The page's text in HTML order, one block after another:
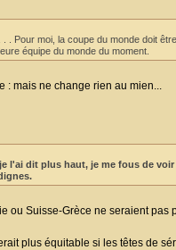
. Pour moi, la coupe du monde doit
équipe du monde du moment.
: mais ne change rien au mien...
l'ai dit plus haut, je me fous de
ou Suisse-Grèce ne seraient
plus équitable si les têtes de